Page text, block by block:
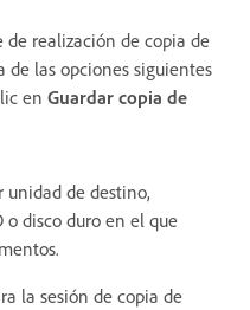
de realización de copia de
de las opciones siguientes
en Guardar copia de
unidad de destino,
o disco duro en el que
la sesión de copia de